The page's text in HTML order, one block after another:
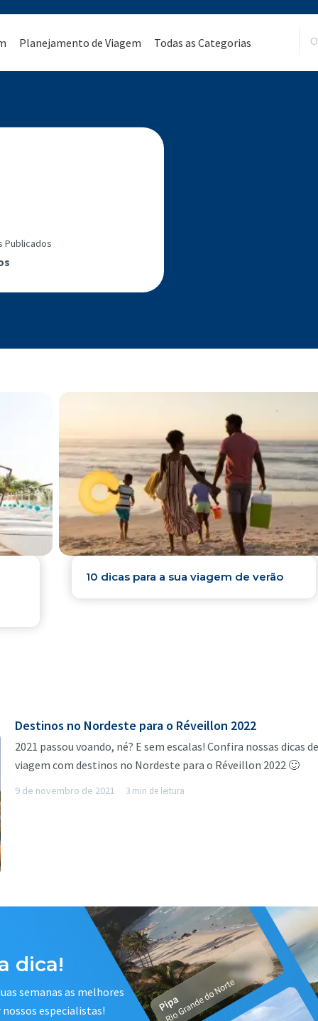
Planejamento de Viagem Todas as Categorias
Publicados
10 dicas para a sua viagem de verão
Destinos no Nordeste para o Réveillon 2022
9 de novembro de 2021 3 min de leitura
2021 passou voando, né? E sem escalas! Confira nossas dicas de
viagem com destinos no Nordeste para o Réveillon 2022 🙂
dica!
semanas as melhores
especialistas!